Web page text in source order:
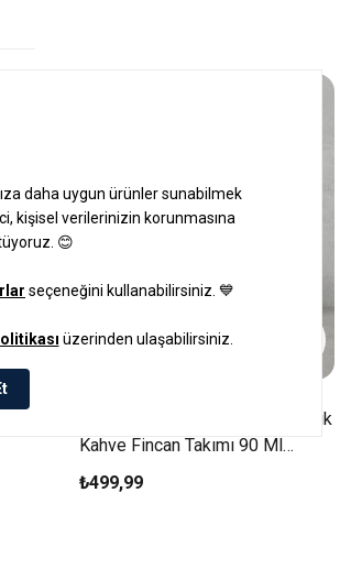
Lunara Porselen 4 Parça 2 Kişilik
Kahve Fincan Takımı 90 Ml
Beyaz
₺499,99